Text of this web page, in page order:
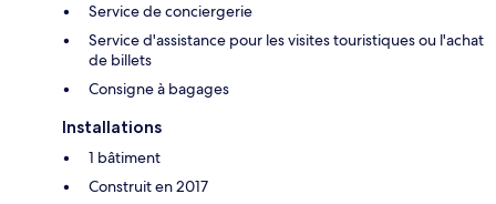
Service de conciergerie
Service d'assistance pour les visites touristiques ou l'achat
de billets
Consigne à bagages
Installations
1 bâtiment
Construit en 2017